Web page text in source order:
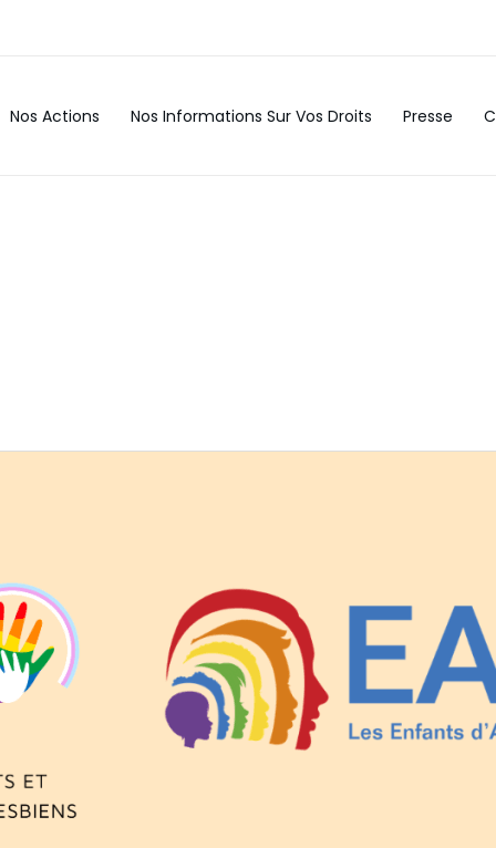
Nos Actions Nos Informations Sur Vos Droits Presse